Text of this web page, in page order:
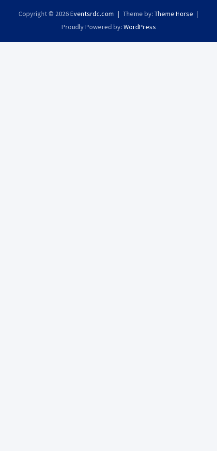
Copyright © 2026Eventsrdc.com Theme by: Theme Horse
Proudly Powered by: WordPress